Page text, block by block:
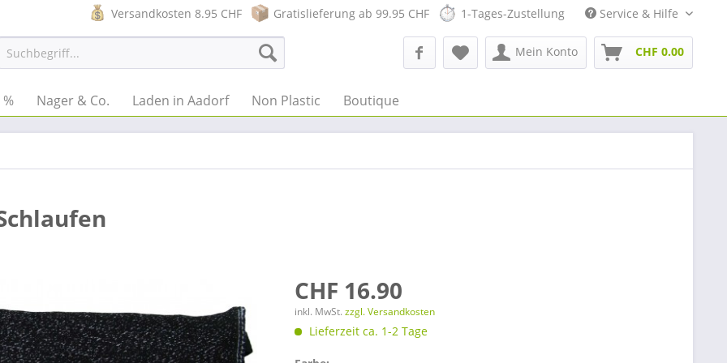
Versandkosten 8.95 CHF Gratislieferung ab 99.95 CHF 1-Tages-Zustellung Service & Hilfe
Mein Konto CHF 0.00
Nager & Co. Laden in Aadorf Non Plastic Boutique
CHF 16.90
inkl. MwSt.zzgl. Versandkosten
Lieferzeit ca. 1-2 Tage